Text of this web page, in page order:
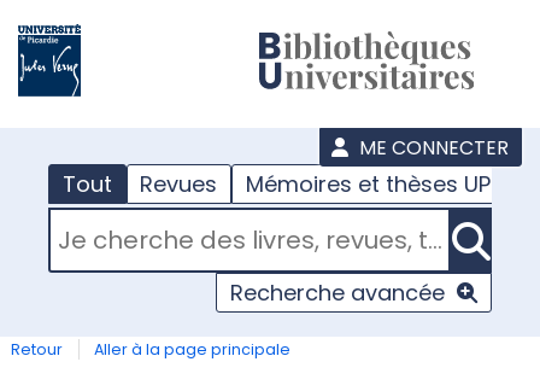
ME CONNECTER
Tout Revues Mémoires et thèses UPJV
RECHERCHER DANS "TOUT"
Recherche avancée
Retour Aller à la page principale